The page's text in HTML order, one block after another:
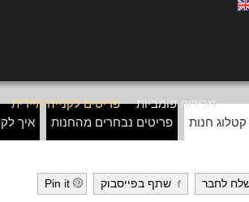
מכירות פומביות פריטים לקנייה מיידית
קטלוג חנות פריטים נבחרים מהחנות איך
לחבר g שתף בפייסבוק h
Pin it